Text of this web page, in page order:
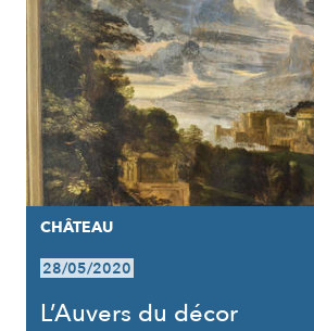
CHÂTEAU
28/05/2020
L’Auvers du décor